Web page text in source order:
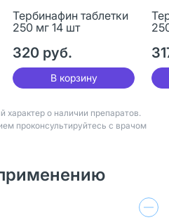
Тербинафин таблетки
250 мг 14 шт
320 руб.
В корзину
о наличии препаратов.
проконсультируйтесь с врачом